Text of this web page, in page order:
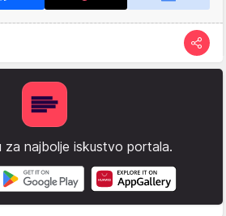
za najbolje iskustvo portala.